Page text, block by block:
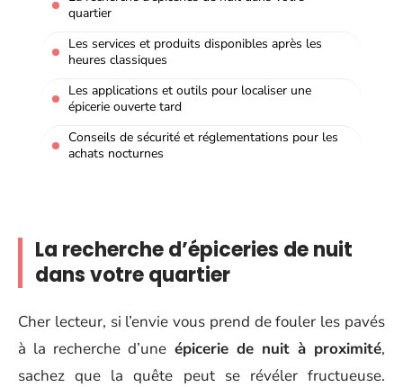
quartier
Les services et produits disponibles après les
heures classiques
Les applications et outils pour localiser une
épicerie ouverte tard
Conseils de sécurité et réglementations pour les
achats nocturnes
La recherche d’épiceries de nuit
dans votre quartier
Cher lecteur, si l’envie vous prend de fouler les pavés
à la recherche d’une épicerie de nuit à proximité,
sachez que la quête peut se révéler fructueuse.